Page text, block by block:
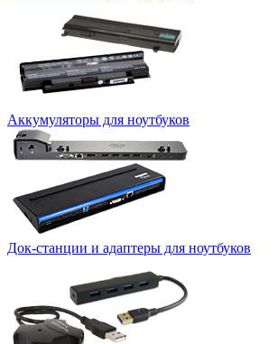
Аккумуляторы для ноутбуков
Док-станции и адаптеры для ноутбуков